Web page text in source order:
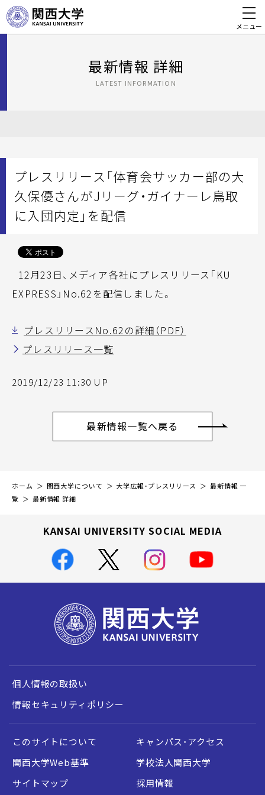
メニュー
最新情報 詳細
LATEST INFORMATION
プレスリリース「体育会サッカー部の大
久保優さんがJリーグ・ガイナーレ鳥取
に入団内定」を配信
12月23日、メディア各社にプレスリリース「KU
EXPRESS」No.62を配信しました。
プレスリリースNo.62の詳細（PDF）
プレスリリース一覧
2019/12/23 11:30 UP
最新情報一覧へ戻る
ホーム 関西大学について 大学広報・プレスリリース
最新情報 一
覧
最新情報 詳細
KANSAI UNIVERSITY SOCIAL MEDIA
個人情報の取扱い
情報セキュリティポリシー
このサイトについて
キャンパス・アクセス
関西大学Web基準
学校法人関西大学
サイトマップ
採用情報